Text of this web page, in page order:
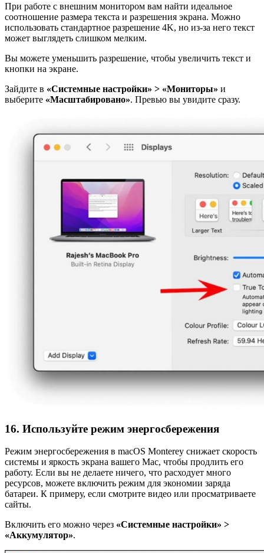
При работе с внешним монитором вам найти идеальное
соотношение размера текста и разрешения экрана. Можно
использовать стандартное разрешение 4K, но из-за него текст
может выглядеть слишком мелким.
Вы можете уменьшить разрешение, чтобы увеличить текст и
кнопки на экране.
Зайдите в «Системные настройки» > «Мониторы» и
выберите «Масштабировано». Превью вы увидите сразу.
16. Используйте режим энергосбережения
Режим энергосбережения в ‌macOS Monterey‌ снижает скорость
системы и яркость экрана вашего Mac, чтобы продлить его
работу. Если вы не делаете ничего, что расходует много
ресурсов, можете включить режим для экономии заряда
батареи. К примеру, если смотрите видео или просматриваете
сайты.
Включить его можно через «Системные настройки» >
«Аккумулятор».